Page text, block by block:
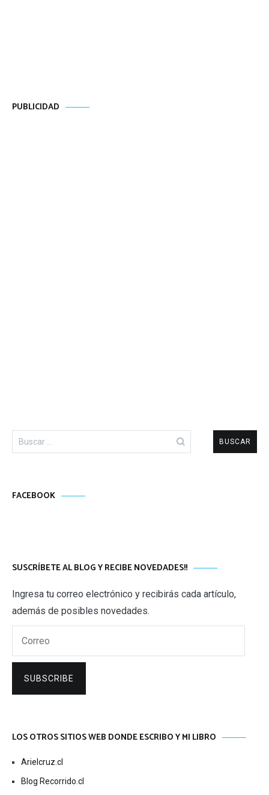
PUBLICIDAD
Buscar:
FACEBOOK
SUSCRÍBETE AL BLOG Y RECIBE NOVEDADES!!
Ingresa tu correo electrónico y recibirás cada artículo,
además de posibles novedades.
SUBSCRIBE
LOS OTROS SITIOS WEB DONDE ESCRIBO Y MI LIBRO
Arielcruz.cl
Blog Recorrido.cl